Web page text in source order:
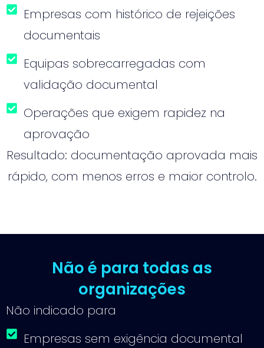
Empresas com histórico de rejeições
documentais
Equipas sobrecarregadas com
validação documental
Operações que exigem rapidez na
aprovação
Resultado: documentação aprovada mais
rápido, com menos erros e maior controlo.
Não é para todas as
organizações
Não indicado para
Empresas sem exigência documental